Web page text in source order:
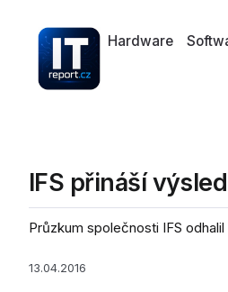
Hardware
IFS přináší
Průzkum společnosti IFS
13.04.2016